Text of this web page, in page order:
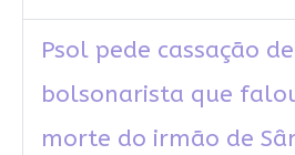
Psol pede cassação de
bolsonarista que
morte do irmão de